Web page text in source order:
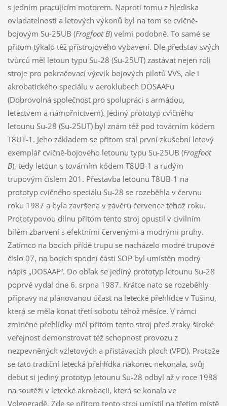
s jedním pracujícím motorem. Naproti tomu z hlediska
ovladatelnosti a letových výkonů byl na tom se cvičně-
bojovým Su-25UB (Frogfoot B) velmi podobně. To samé se
přitom týkalo též přístrojového vybavení. Dle představ svých
tvůrců měl letoun typu Su-28 (Su-25UT) zastávat nejen roli
stroje pro pokračovací výcvik bojových pilotů VVS, ale i
akrobatického speciálu v aeroklubech DOSAAFu
(Dobrovolná společnost pro spolupráci s armádou,
letectvem a námořnictvem). Jediný prototyp cvičného
letounu Su-28 (Su-25UT) byl znám též pod továrním kódem
T8UT-1. Jeho základem se přitom stal první zkušební letový
exemplář cvičně-bojového letounu typu Su-25UB (Frogfoot
B), tedy letoun s továrním kódem T8UB-1 a rudým
trupovým číslem 201. Přestavba letounu T8UB-1 na
prototyp cvičného speciálu Su-28 se rozeběhla v červnu
roku 1987 a byla završena v závěru července téhož roku.
Prototypovou dílnu přitom tento stroj opustil v civilním
bílém zbarvení s efektními červenými a modrými pruhy.
Zatímco na bocích přídě trupu se nacházelo modré trupové
číslo 07, na bocích spodní části SOP byl umístěn modrý
nápis „DOSAAF“. Do oblak se jediný prototyp letounu Su-28
poprvé vydal dne 6. srpna 1987. Krátce nato se rozeběhly
přípravy na plánovanou účast na letecké přehlídce v Tušinu,
která se měla konat třetí sobotu téhož měsíce. V rámci
zmíněné přehlídky měl přitom tento stroj před zraky široké
veřejnost demonstrovat též schopnost provozu z
nezpevněných vzletových a přistávacích ploch (VPD). Protože
se tato tradiční letecká přehlídka nakonec nekonala, svůj
debut si jediný prototyp letounu Su-28 odbyl až v roce 1988
na soutěži v letecké akrobacii, která se konala ve
Volgogradě. Zde se přitom tento stroj umístil na třetím místě